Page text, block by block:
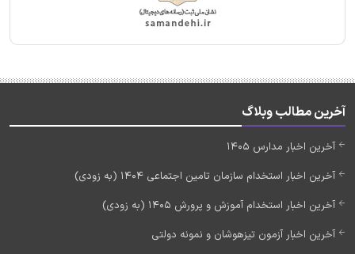
آخرین مطالب وبلاگ
آخرین اخبار مدارس 1405
آخرین اخبار استخدام سازمان تامین اجتماعی 1404 (به زودی)
آخرین اخبار استخدام آموزش و پرورش 1405 (به زودی)
آخرین اخبار آزمون تیزهوشان و نمونه دولتی